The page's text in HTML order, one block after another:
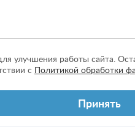
улучшения работы сайта.
с Политикой обработки
Принять